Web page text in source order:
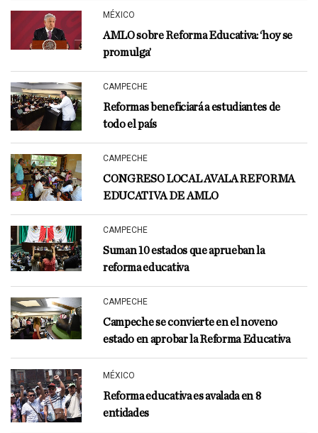
MÉXICO
AMLO sobre Reforma Educativa: ‘hoy se
promulga’
CAMPECHE
Reformas beneficiará a estudiantes de
todo el país
CAMPECHE
CONGRESO LOCAL AVALA REFORMA
EDUCATIVA DE AMLO
CAMPECHE
Suman 10 estados que aprueban la
reforma educativa
CAMPECHE
Campeche se convierte en el noveno
estado en aprobar la Reforma Educativa
MÉXICO
Reforma educativa es avalada en 8
entidades